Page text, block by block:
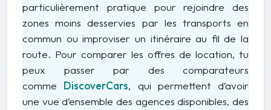
particulièrement pratique pour rejoindre des
zones moins desservies par les transports en
commun ou improviser un itinéraire au fil de la
route. Pour comparer les offres de location, tu
peux passer par des comparateurs
comme DiscoverCars, qui permettent d’avoir
une vue d’ensemble des agences disponibles, des